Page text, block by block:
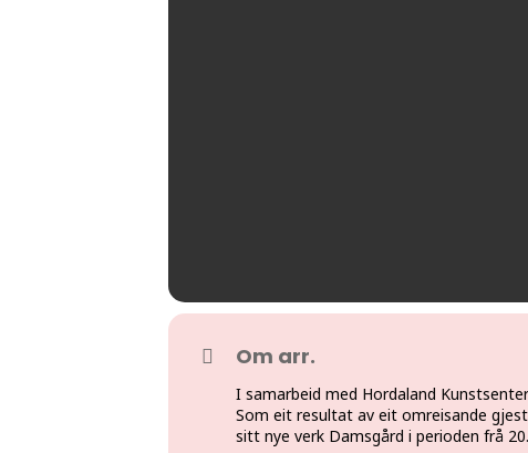
Om arr.
I samarbeid med Hordaland
Som eit resultat av eit omreisande
sitt nye verk Damsgård i perioden frå